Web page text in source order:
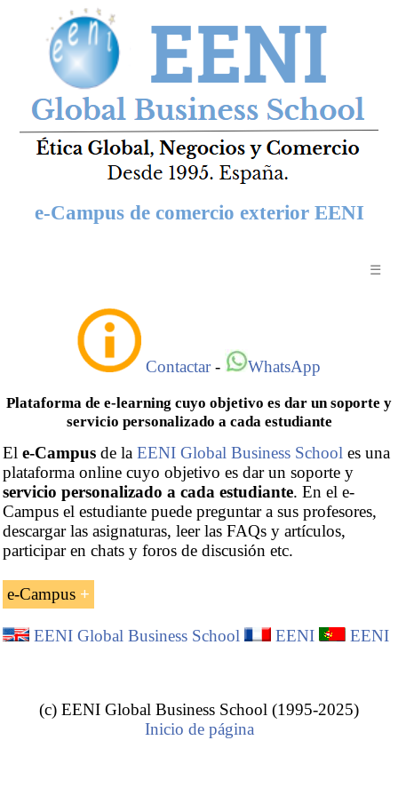
e-Campus de comercio exterior EENI
☰
Contactar- WhatsApp
Plataforma de e-learning cuyo objetivo es dar un soporte y
servicio personalizado a cada estudiante
El e-Campus de la EENI Global Business School es una
plataforma online cuyo objetivo es dar un soporte y
servicio personalizado a cada estudiante. En el e-
Campus el estudiante puede preguntar a sus profesores,
descargar las asignaturas, leer las FAQs y artículos,
participar en chats y foros de discusión etc.
e-Campus
EENI Global Business School
EENI EENI
(c) EENI Global Business School (1995-2025)
Inicio de página